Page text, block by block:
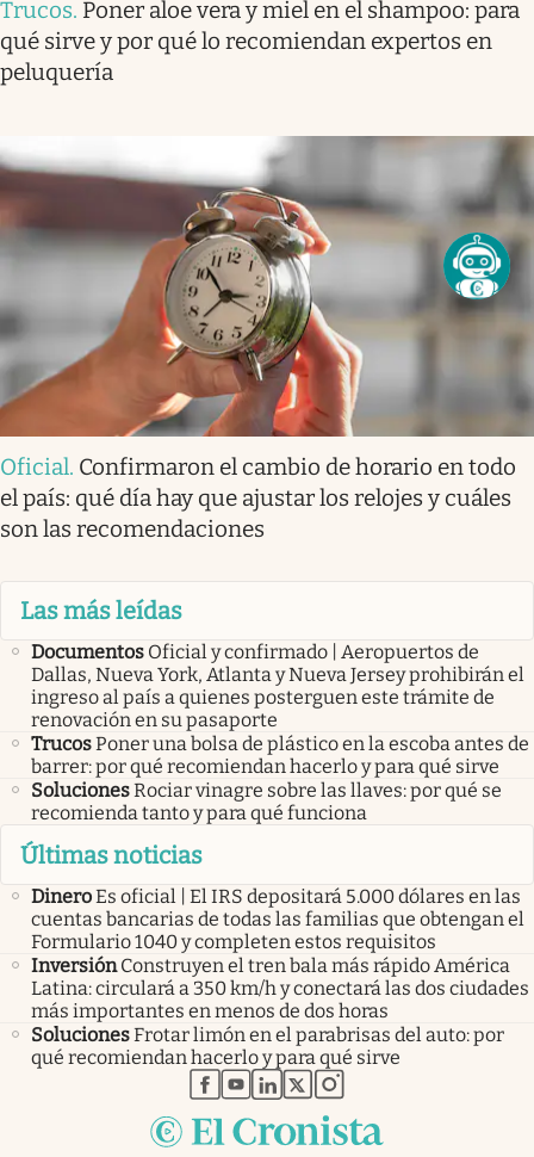
Trucos. Poner aloe vera y miel en el shampoo: para
qué sirve y por qué lo recomiendan expertos en
peluquería
Oficial. Confirmaron el cambio de horario en todo
el país: qué día hay que ajustar los relojes y cuáles
son las recomendaciones
Las más leídas
Documentos Oficial y confirmado | Aeropuertos de
Dallas, Nueva York, Atlanta y Nueva Jersey prohibirán el
ingreso al país a quienes posterguen este trámite de
renovación en su pasaporte
TrucosPoner una bolsa de plástico en la escoba antes de
barrer: por qué recomiendan hacerlo y para qué sirve
SolucionesRociar vinagre sobre las llaves: por qué se
recomienda tanto y para qué funciona
Últimas noticias
DineroEs oficial | El IRS depositará 5.000 dólares en las
cuentas bancarias de todas las familias que obtengan el
Formulario 1040 y completen estos requisitos
Inversión Construyen el tren bala más rápido América
Latina: circulará a 350 km/h y conectará las dos ciudades
más importantes en menos de dos horas
SolucionesFrotar limón en el parabrisas del auto: por
qué recomiendan hacerlo y para qué sirve
abre en nueva pestaña
abre en nueva pestaña
abre en nueva pestaña
abre en nueva pestaña
abre en nueva pestaña